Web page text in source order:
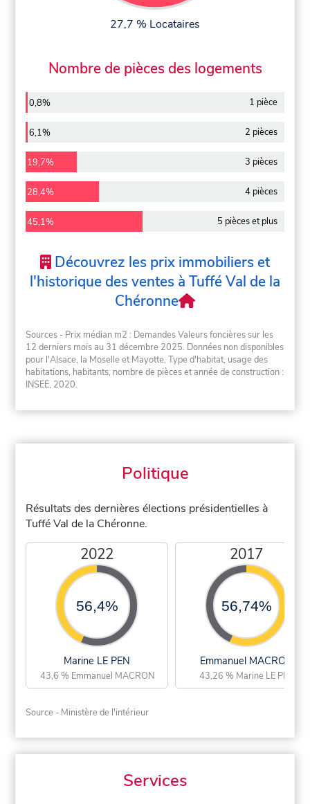
27,7 % Locataires
Nombre de pièces des logements
0,8% 1 pièce
6,1% 2 pièces
19,7% 3 pièces
28,4% 4 pièces
45,1% 5 pièces et plus
Découvrez les prix immobiliers et
l'historique des ventes à Tuffé Val de la
Chéronne
Sources - Prix médian m2 : Demandes Valeurs foncières sur les
12 derniers mois au 31 décembre 2025. Données non disponibles
pour l'Alsace, la Moselle et Mayotte. Type d'habitat, usage des
habitations, habitants, nombre de pièces et année de construction :
INSEE, 2020.
Politique
Résultats des dernières élections présidentielles à
Tuffé Val de la Chéronne.
2022
56,4%
Marine LE PEN
43,6 % Emmanuel MACRON
2017
56,74%
Emmanuel MACRON
43,26 % Marine LE PEN
Source - Ministère de l'intérieur
Services